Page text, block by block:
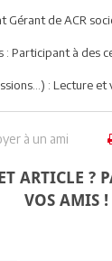
Gérant de ACR
Participant à des
: Lecture et
à un ami
ARTICLE ?
VOS AMIS !